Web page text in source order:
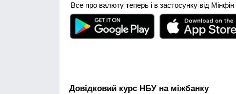
Все про валюту теперь і в застосунку від Мінфін
Довідковий курс НБУ на міжбанку